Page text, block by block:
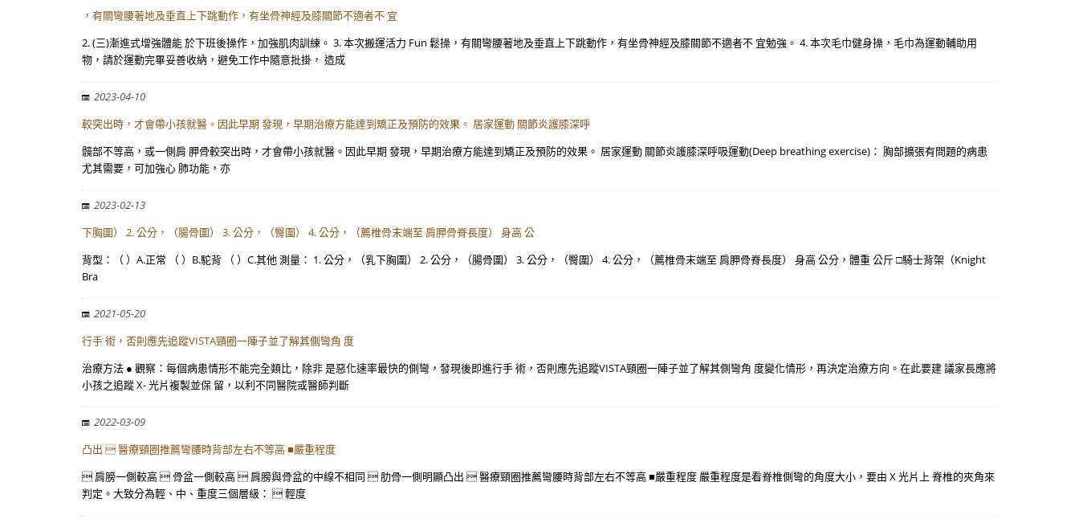
，有關彎腰著地及垂直上下跳動作，有坐骨神經及膝關節不適者不 宜
2. (三)漸進式增強體能 於下班後操作，加強肌肉訓練。 3. 本次搬運活力 Fun 鬆操，有關彎腰著地及垂直上下跳動作，有坐骨神經及膝關節不適者不 宜勉強。 4. 本次毛巾健身操，毛巾為運動輔助用
物，請於運動完畢妥善收納，避免工作中隨意批掛， 造成
2023-04-10
較突出時，才會帶小孩就醫。因此早期 發現，早期治療方能達到矯正及預防的效果。 居家運動 關節炎護膝深呼
髖部不等高，或一側肩 胛骨較突出時，才會帶小孩就醫。因此早期 發現，早期治療方能達到矯正及預防的效果。 居家運動 關節炎護膝深呼吸運動(Deep breathing exercise)： 胸部擴張有問題的病患
尤其需要，可加強心 肺功能，亦
2023-02-13
下胸圍） 2. 公分，（腸骨圍） 3. 公分，（臀圍） 4. 公分，（薦椎骨末端至 肩胛骨脊長度） 身高 公
背型：（ ）A.正常 （ ）B.駝背 （ ）C.其他 測量： 1. 公分，（乳下胸圍） 2. 公分，（腸骨圍） 3. 公分，（臀圍） 4. 公分，（薦椎骨末端至 肩胛骨脊長度） 身高 公分，體重 公斤 □騎士背架（Knight
Bra
2021-05-20
行手 術，否則應先追蹤VISTA頸圈一陣子並了解其側彎角 度
治療方法 ● 觀察：每個病患情形不能完全類比，除非 是惡化速率最快的側彎，發現後即進行手 術，否則應先追蹤VISTA頸圈一陣子並了解其側彎角 度變化情形，再決定治療方向。在此要建 議家長應將
小孩之追蹤 X- 光片複製並保 留，以利不同醫院或醫師判斷
2022-03-09
凸出  醫療頸圈推薦彎腰時背部左右不等高 ■嚴重程度
 肩膀一側較高  骨盆一側較高  肩膀與骨盆的中線不相同  肋骨一側明顯凸出  醫療頸圈推薦彎腰時背部左右不等高 ■嚴重程度 嚴重程度是看脊椎側彎的角度大小，要由 X 光片上 脊椎的夾角來
判定。大致分為輕、中、重度三個層級：  輕度